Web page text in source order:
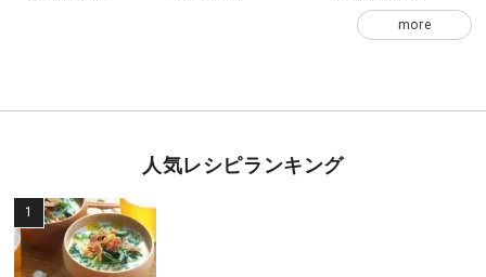
more
人気レシピランキング